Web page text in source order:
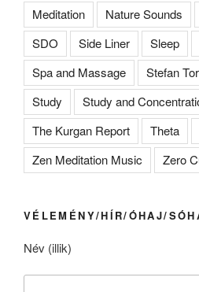
Meditation Nature Sounds
SDO
Side Liner Sleep
Spa and Massage
Stefan
Study
Study and
The Kurgan Report
Theta
Zen Meditation Music
Zero
VÉLEMÉNY/HÍR/ÓHAJ/
Név (illik)